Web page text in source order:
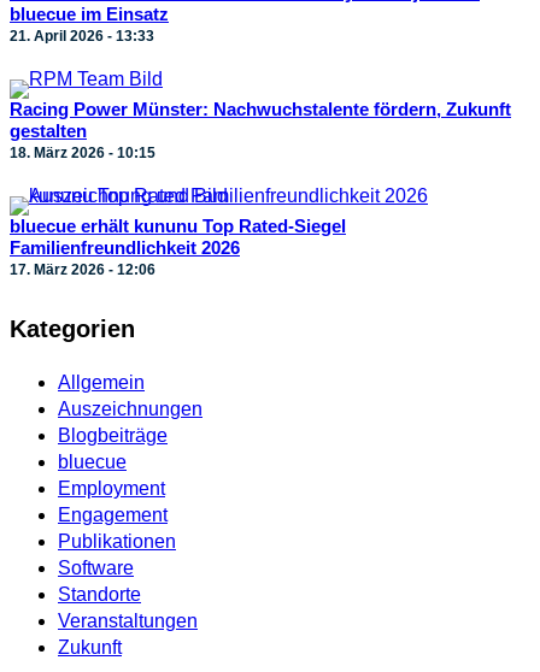
bluecue im Einsatz
21. April 2026 - 13:33
Racing Power Münster: Nachwuchstalente fördern, Zukunft
gestalten
18. März 2026 - 10:15
bluecue erhält kununu Top Rated-Siegel
Familienfreundlichkeit 2026
17. März 2026 - 12:06
Kategorien
Allgemein
Auszeichnungen
Blogbeiträge
bluecue
Employment
Engagement
Publikationen
Software
Standorte
Veranstaltungen
Zukunft